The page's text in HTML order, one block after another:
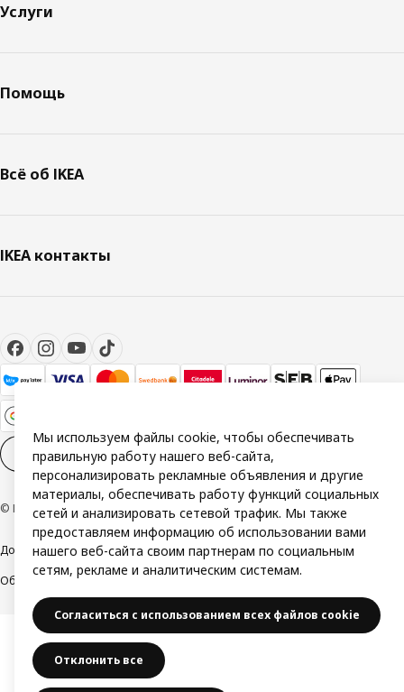
Услуги
Помощь
Всё об IKEA
IKEA контакты
Настройки файлов cookies
© Inter IKEA Systems B.V. 1999-2026
ДоступностьПолитика конфиденциальности и использования cookie
Общие условия
Мы используем файлы cookie, чтобы обеспечивать
правильную работу нашего веб-сайта,
персонализировать рекламные объявления и другие
материалы, обеспечивать работу функций социальных
сетей и анализировать сетевой трафик. Мы также
предоставляем информацию об использовании вами
нашего веб-сайта своим партнерам по социальным
сетям, рекламе и аналитическим системам.
Согласиться с использованием всех файлов cookie
Отклонить все